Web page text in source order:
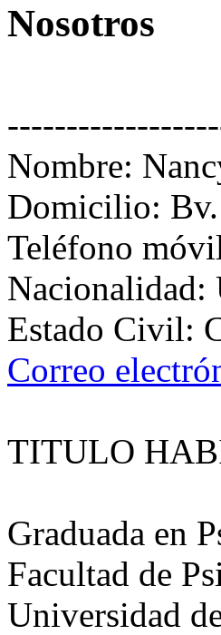
Nosotros
Nombre:
Domicilio:
Teléfono
Nacionalidad:
Estado Civil:
Correo
TITULO
Graduada en
Facultad de
Universidad